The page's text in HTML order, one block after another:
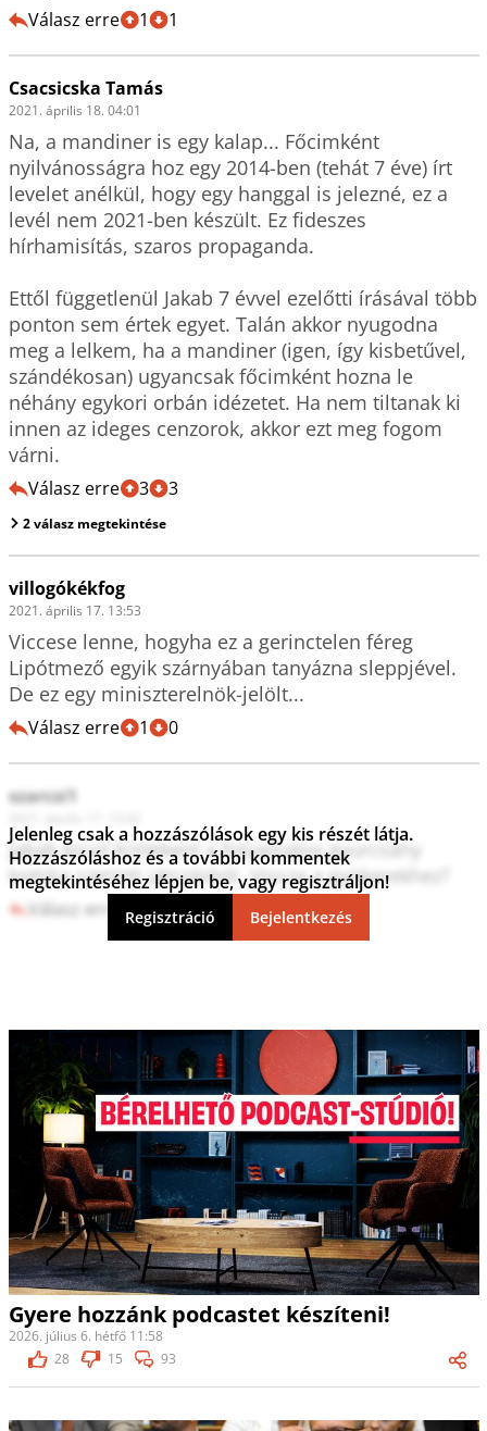
Válasz erre 1 1
Csacsicska Tamás
2021. április 18. 04:01
Na, a mandiner is egy kalap... Főcimként
nyilvánosságra hoz egy 2014-ben (tehát 7 éve) írt
levelet anélkül, hogy egy hanggal is jelezné, ez a
levél nem 2021-ben készült. Ez fideszes
hírhamisítás, szaros propaganda.
Ettől függetlenül Jakab 7 évvel ezelőtti írásával több
ponton sem értek egyet. Talán akkor nyugodna
meg a lelkem, ha a mandiner (igen, így kisbetűvel,
szándékosan) ugyancsak főcimként hozna le
néhány egykori orbán idézetet. Ha nem tiltanak ki
innen az ideges cenzorok, akkor ezt meg fogom
várni.
Válasz erre 3 3
2 válasz megtekintése
villogókékfog
2021. április 17. 13:53
Viccese lenne, hogyha ez a gerinctelen féreg
Lipótmező egyik szárnyában tanyázna sleppjével.
De ez egy miniszterelnök-jelölt...
Válasz erre 1 0
szarcsi1
Jakab kicsit kizökkent a folyamatos gyurcsány
kottája szerinti játszásból. Vissza a gyökerekhez?
Válasz erre 6 2
Jelenleg csak a hozzászólások egy kis részét látja.
Hozzászóláshoz és a további kommentek
megtekintéséhez lépjen be, vagy regisztráljon!
Regisztráció Bejelentkezés
Gyere hozzánk podcastet készíteni!
2026. július 6. hétfő 11:58
28
15 93